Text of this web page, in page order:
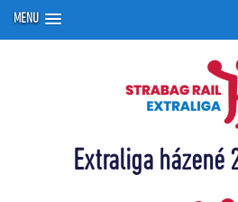
MENU
Extraliga házené